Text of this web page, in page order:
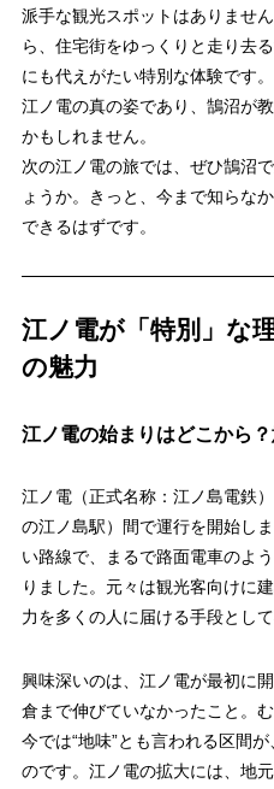
派手な観光スポットはありませ
ら、住宅街をゆっくりと走り去
にも代えがたい特別な体験です
江ノ電の真の姿であり、鵠沼が
かもしれません。
次の江ノ電の旅では、ぜひ鵠沼
ょうか。きっと、今まで知らな
できるはずです。
江ノ電が「特別」な
の魅力
江ノ電の始まりはどこから
江ノ電（正式名称：江ノ島電鉄
の江ノ島駅）間で運行を開始し
い路線で、まるで路面電車のよ
りました。元々は観光客向けに
力を多くの人に届ける手段とし
興味深いのは、江ノ電が最初に
倉まで伸びていなかったこと。
今では“地味”とも言われる区間
のです。江ノ電の拡大には、地